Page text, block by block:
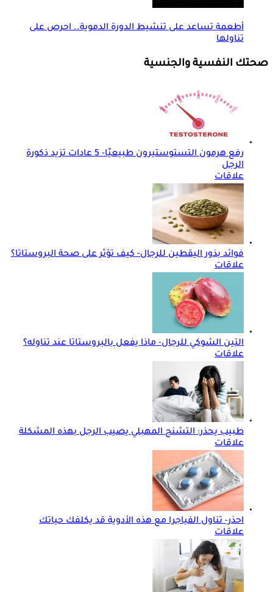
أطعمة تساعد على تنشيط الدورة الدموية.. احرص على
تناولها
صحتك النفسية والجنسية
رفع هرمون التستوستيرون طبيعيًا- 5 عادات تزيد ذكورة
الرجل
علاقات
فوائد بذور اليقطين للرجال- كيف تؤثر على صحة البروستاتا؟
علاقات
التين الشوكي للرجال- ماذا يفعل بالبروستاتا عند تناوله؟
علاقات
طبيب يحذر: التشنج المهبلي يصيب الرجل بهذه المشكلة
علاقات
احذر- تناول الفياجرا مع هذه الأدوية قد يكلفك حياتك
علاقات